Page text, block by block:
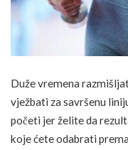
Duže vremena
vježbati za savršenu
početi jer želite da
koje ćete odabrati